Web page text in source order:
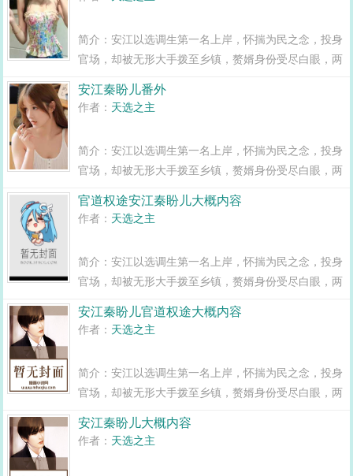
简介：安江以选调生第一名上岸，怀揣为民之念，投身
官场，却被无形大手拨至乡镇，赘婿身份受尽白眼，两
变全县最年轻正科级干部且看安江如何一路横空直撞，
安江秦盼儿番外
作者： 天选之主
简介：安江以选调生第一名上岸，怀揣为民之念，投身
官场，却被无形大手拨至乡镇，赘婿身份受尽白眼，两
变全县最年轻正科级干部且看安江如何一路横空直撞，
官道权途安江秦盼儿大概内容
作者： 天选之主
简介：安江以选调生第一名上岸，怀揣为民之念，投身
官场，却被无形大手拨至乡镇，赘婿身份受尽白眼，两
变全县最年轻正科级干部且看安江如何一路横空直撞，
安江秦盼儿官道权途大概内容
作者： 天选之主
简介：安江以选调生第一名上岸，怀揣为民之念，投身
官场，却被无形大手拨至乡镇，赘婿身份受尽白眼，两
变全县最年轻正科级干部且看安江如何一路横空直撞，
安江秦盼儿大概内容
作者： 天选之主